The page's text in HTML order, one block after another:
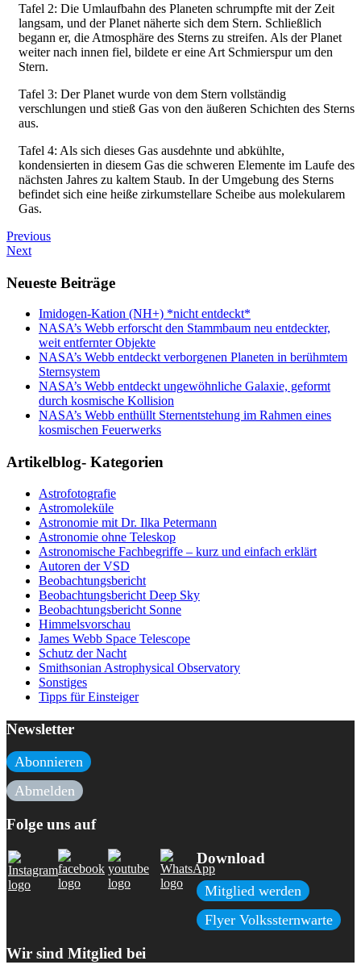
Tafel 2: Die Umlaufbahn des Planeten schrumpfte mit der Zeit
langsam, und der Planet näherte sich dem Stern. Schließlich
begann er, die Atmosphäre des Sterns zu streifen. Als der Planet
weiter nach innen fiel, bildete er eine Art Schmierspur um den
Stern.
Tafel 3: Der Planet wurde von dem Stern vollständig
verschlungen und stieß Gas von den äußeren Schichten des Sterns
aus.
Tafel 4: Als sich dieses Gas ausdehnte und abkühlte,
kondensierten in diesem Gas die schweren Elemente im Laufe des
nächsten Jahres zu kaltem Staub. In der Umgebung des Sterns
befindet sich eine heiße zirkumstellare Scheibe aus molekularem
Gas.
Previous
Next
Neueste Beiträge
Imidogen-Kation (NH+) *nicht entdeckt*
NASA’s Webb erforscht den Stammbaum neu entdeckter,
weit entfernter Objekte
NASA’s Webb entdeckt verborgenen Planeten in berühmtem
Sternsystem
NASA’s Webb entdeckt ungewöhnliche Galaxie, geformt
durch kosmische Kollision
NASA’s Webb enthüllt Sternentstehung im Rahmen eines
kosmischen Feuerwerks
Artikelblog- Kategorien
Astrofotografie
Astromoleküle
Astronomie mit Dr. Ilka Petermann
Astronomie ohne Teleskop
Astronomische Fachbegriffe – kurz und einfach erklärt
Autoren der VSD
Beobachtungsbericht
Beobachtungsbericht Deep Sky
Beobachtungsbericht Sonne
Himmelsvorschau
James Webb Space Telescope
Schutz der Nacht
Smithsonian Astrophysical Observatory
Sonstiges
Tipps für Einsteiger
Newsletter
Abonnieren
Abmelden
Folge uns auf
Download
Mitglied werden
Flyer Volkssternwarte
Wir sind Mitglied bei